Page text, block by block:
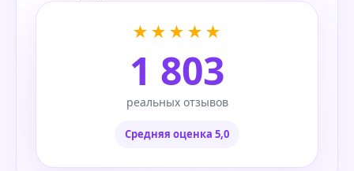
★★★★★
1 803
реальных отзывов
Средняя оценка 5,0